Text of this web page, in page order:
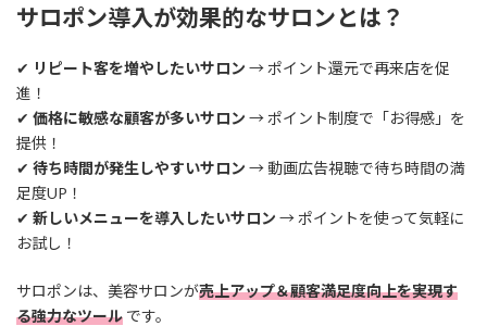
サロポン導入が効果的なサロンとは？
✔ リピート客を増やしたいサロン → ポイント還元で再来店を促
進！
✔ 価格に敏感な顧客が多いサロン → ポイント制度で「お得感」を
提供！
✔ 待ち時間が発生しやすいサロン → 動画広告視聴で待ち時間の満
足度UP！
✔ 新しいメニューを導入したいサロン → ポイントを使って気軽に
お試し！
サロポンは、美容サロンが売上アップ＆顧客満足度向上を実現す
る強力なツール です。